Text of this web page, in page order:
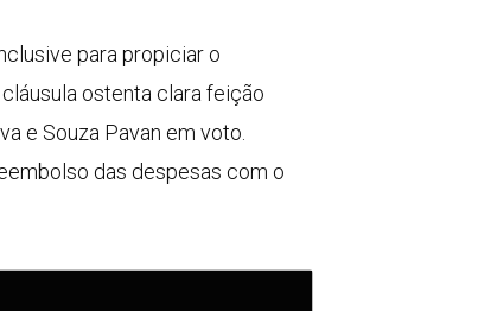
para propiciar o
ostenta clara feição
e Souza Pavan em voto.
das despesas com o